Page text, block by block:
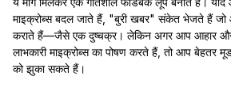
माइक्रोब्स बदल जाते हैं, "बुरी खबर" संकेत भेजते हैं
कराते हैं—जैसे एक दुष्चक्र। लेकिन अगर आप आहार
लाभकारी माइक्रोब्स का पोषण करते हैं, तो आप
को झुका सकते हैं।